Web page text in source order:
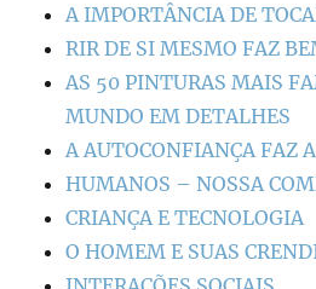
A IMPORTÂNCIA DE
RIR DE SI MESMO FAZ
AS 50 PINTURAS MAIS
MUNDO EM DETALHES
A AUTOCONFIANÇA FAZ
HUMANOS – NOSSA
CRIANÇA E TECNOLOGIA
O HOMEM E SUAS